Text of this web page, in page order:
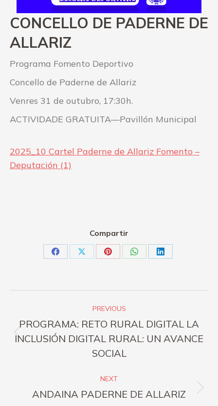
CONCELLO DE PADERNE DE
ALLARIZ
Programa Fomento Deportivo
Concello de Paderne de Allariz
Venres 31 de outubro, 17:30h.
ACTIVIDADE GRATUITA—Pavillón Municipal
2025_10 Cartel Paderne de Allariz Fomento –
Deputación (1)
Compartir
Share Share Share Share Share
navigation
PREVIOUS
Previous
post:
PROGRAMA: RETO RURAL DIGITAL LA
INCLUSIÓN DIGITAL RURAL: UN AVANCE
SOCIAL
NEXT
Next
ANDAINA PADERNE DE ALLARIZ